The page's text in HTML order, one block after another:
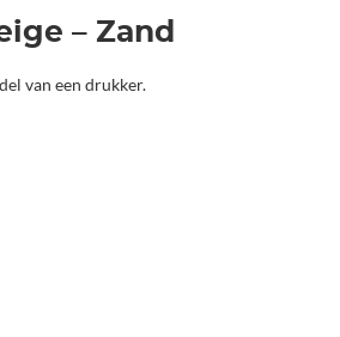
– Zand
van een drukker.